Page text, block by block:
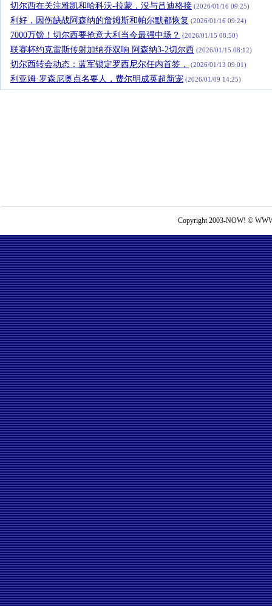
切尔西在关注雅凯和哈科沃-拉蒙，没与吕迪格接 (2026/01/16 09:25)
利好，因伤缺战阿森纳的詹姆斯和帕尔默都恢复 (2026/01/16 09:24)
7000万镑！切尔西要抢意大利当今最强中场？ (2026/01/15 08:50)
联赛杯约克雷斯传射加纳乔双响 阿森纳3-2切尔西 (2026/01/15 08:12)
切尔西转会动态：蓝军锁定罗西尼尔任内首签， (2026/01/13 09:01)
利亚姆·罗森尼奥点名要人，费尔明成英超新宠 (2026/01/09 14:25)
Copyright 2003-NOW! ©